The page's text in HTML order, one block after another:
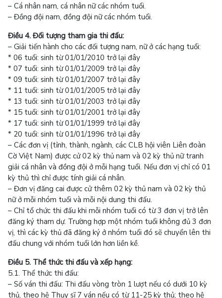
– Cá nhân nam, cá nhân nữ các nhóm tuổi.
– Đồng đội nam, đồng đội nữ các nhóm tuổi.
Điều 4. Đối tượng tham gia thi đấu:
– Giải tiến hành cho các đối tượng nam, nữ ở các hạng tuổi:
* 06 tuổi: sinh từ 01/01/2010 trở lại đây
* 07 tuổi: sinh từ 01/01/2009 trở lại đây
* 09 tuổi: sinh từ 01/01/2007 trở lại đây
* 11 tuổi: sinh từ 01/01/2005 trở lại đây
* 13 tuổi: sinh từ 01/01/2003 trở lại đây
* 15 tuổi: sinh từ 01/01/2001 trở lại đây
* 17 tuổi: sinh từ 01/01/1999 trở lại đây
* 20 tuổi: sinh từ 01/01/1996 trở lại đây
– Các đơn vị (tỉnh, thành, ngành, các CLB hội viên Liên đoàn
Cờ Việt Nam) được cử 02 kỳ thủ nam và 02 kỳ thủ nữ tranh
giải cá nhân và đồng đội ở mỗi hạng tuổi. Nếu đơn vị chỉ có 01
kỳ thủ thì chỉ được tính giải cá nhân.
– Đơn vị đăng cai được cử thêm 02 kỳ thủ nam và 02 kỳ thủ
nữ ở mỗi nhóm tuổi và mỗi nội dung thi đấu.
– Chỉ tổ chức thi đấu khi mỗi nhóm tuổi có từ 3 đơn vị trở lên
đăng ký tham dự. Trường hợp một nhóm tuổi không đủ 3 đơn
vị, thì các kỳ thủ đã đăng ký ở nhóm tuổi đó sẽ chuyển lên thi
đấu chung với nhóm tuổi lớn hơn liền kề.
Điều 5. Thể thức thi đấu và xếp hạng:
5.1. Thể thức thi đấu:
– Số ván thi đấu: Thi đấu vòng tròn 1 lượt nếu có dưới 10 kỳ
thủ, theo hệ Thụy sĩ 7 ván nếu có từ 11-25 kỳ thủ; theo hệ